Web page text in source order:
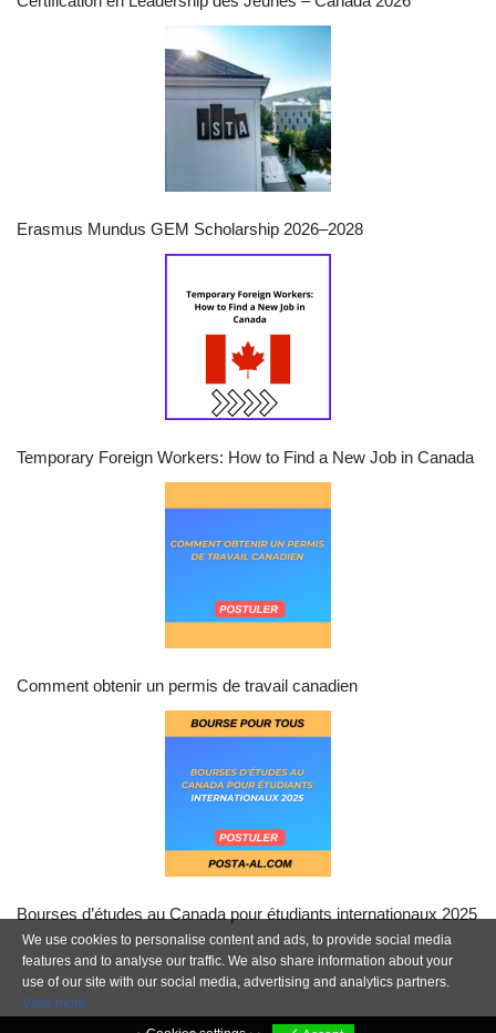
Erasmus Mundus GEM Scholarship 2026–2028
Temporary Foreign Workers: How to Find a New Job in Canada
Comment obtenir un permis de travail canadien
Bourses d’études au Canada pour étudiants internationaux 2025
We use cookies to personalise content and ads, to provide social media
features and to analyse our traffic. We also share information about your
use of our site with our social media, advertising and analytics partners.
View more